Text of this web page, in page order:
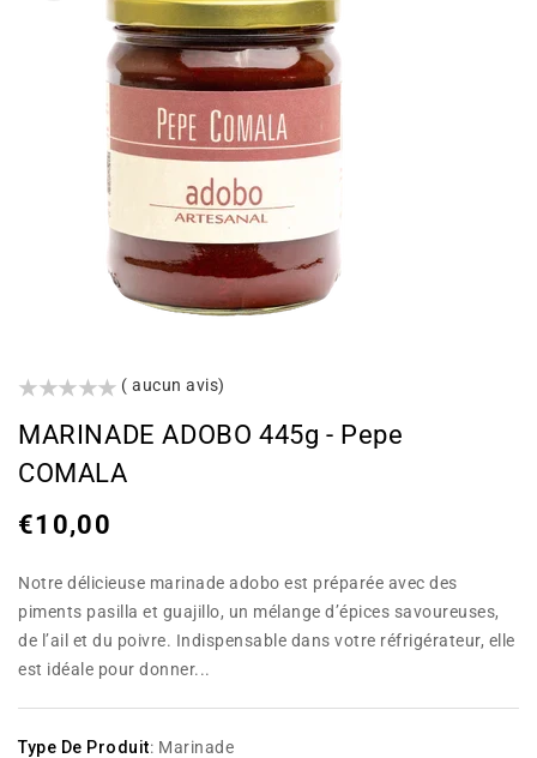
()
( aucun avis)
MARINADE ADOBO 445g - Pepe
COMALA
Prix
€10,00
Notre délicieuse marinade adobo est préparée avec des
piments pasilla et guajillo, un mélange d’épices savoureuses,
de l’ail et du poivre. Indispensable dans votre réfrigérateur, elle
est idéale pour donner...
Type De Produit: Marinade